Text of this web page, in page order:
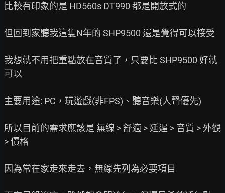
比較有印象的是 HD560s DT990 都是開放式的
但回到家聽我這隻N年的 SHP9500 還是覺得可以接受
我想就不用把重點放在音質了，只要比 SHP9500 好就
可以
主要用途: PC，玩遊戲(非FPS)、聽音樂(人聲優先)
所以目前的需求應該是 無線 > 舒適 > 延遲 > 音質 > 外觀
> 價格
因為常在家走來走去，無線先列為必要項目